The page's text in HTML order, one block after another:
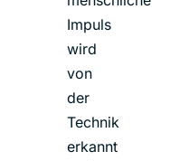
Impuls
wird
von
der
Technik
erkannt